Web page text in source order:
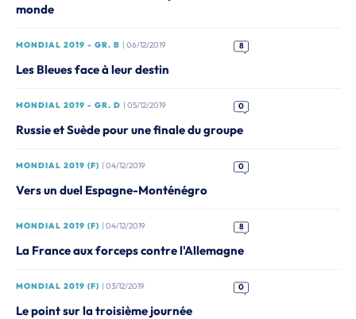
monde
MONDIAL 2019 - GR. B | 06/12/2019 8
Les Bleues face à leur destin
MONDIAL 2019 - GR. D | 05/12/2019 0
Russie et Suède pour une finale du groupe
MONDIAL 2019 (F) | 04/12/2019 0
Vers un duel Espagne-Monténégro
MONDIAL 2019 (F) | 04/12/2019 8
La France aux forceps contre l'Allemagne
MONDIAL 2019 (F) | 03/12/2019 0
Le point sur la troisième journée